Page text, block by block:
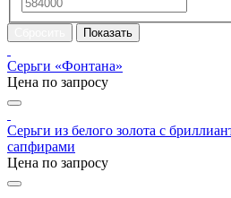
Серьги «Фонтана»
Цена по запросу
Серьги из белого золота с
сапфирами
Цена по запросу